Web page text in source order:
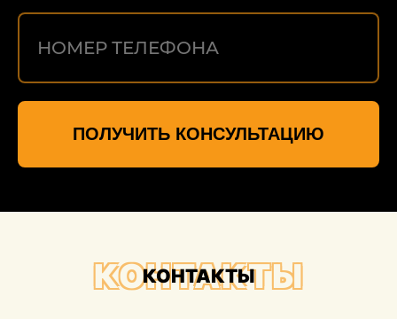
ПОЛУЧИТЬ КОНСУЛЬТАЦИЮ
КОНТАКТЫ
КОНТАКТЫ